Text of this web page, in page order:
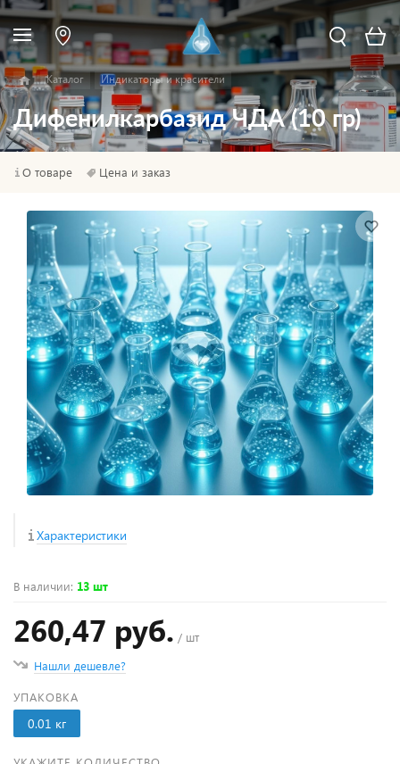
Каталог Индикаторы и красители
Дифенилкарбазид ЧДА (10 гр)
О товаре Цена и заказ
Характеристики
В наличии: 13 шт
260,47 руб. / шт
Нашли дешевле?
УПАКОВКА
0.01 кг